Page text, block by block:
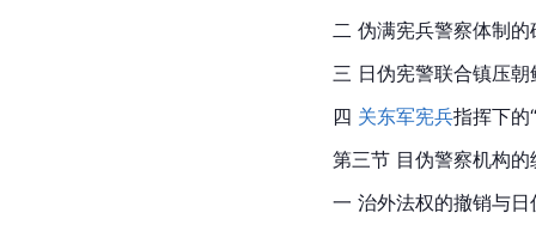
二 伪满宪兵警察体制的
三 日伪宪警联合镇压朝
四 关东军宪兵指挥下的
第三节 目伪警察机构的
一 治外法权的撤销与